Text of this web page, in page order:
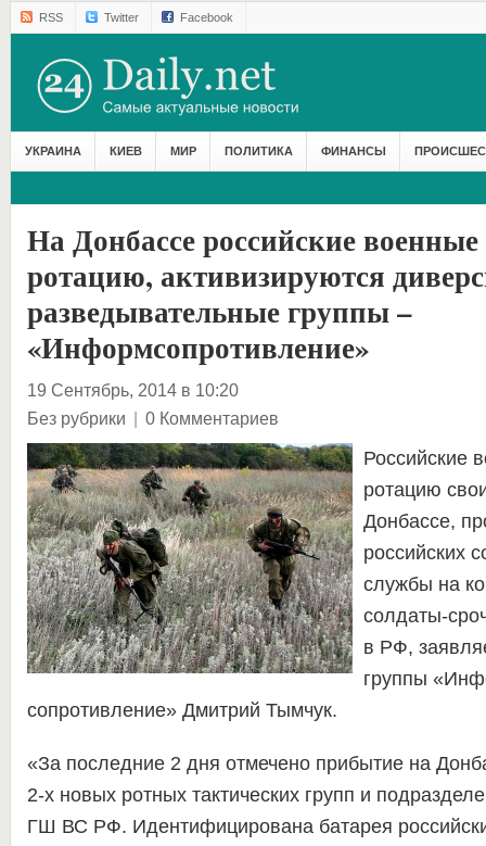
RSS Twitter Facebook
УКРАИНА КИЕВ МИР ПОЛИТИКА ФИНАНСЫ
На Донбассе российские
ротацию, активизируются
разведывательные группы –
«Информсопротивление»
19 Сентябрь, 2014 в 10:20
Без рубрики | 0 Комментариев
Российские
ротацию
Донбассе,
российских
службы на
солдаты-
в РФ,
группы
сопротивление» Дмитрий Тымчук.
«За последние 2 дня отмечено прибытие на
2-х новых ротных тактических групп и
ГШ ВС РФ. Идентифицирована батарея